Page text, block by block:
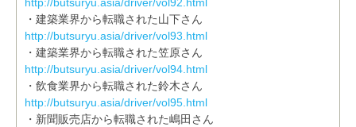
http://butsuryu.asia/driver/vol92.html
・建築業界から転職された山下さん
http://butsuryu.asia/driver/vol93.html
・建築業界から転職された笠原さん
http://butsuryu.asia/driver/vol94.html
・飲食業界から転職された鈴木さん
http://butsuryu.asia/driver/vol95.html
・新聞販売店から転職された嶋田さん